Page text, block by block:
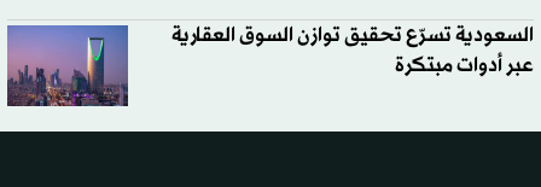
السعودية تسرّع تحقيق توازن السوق العقارية
عبر أدوات مبتكرة